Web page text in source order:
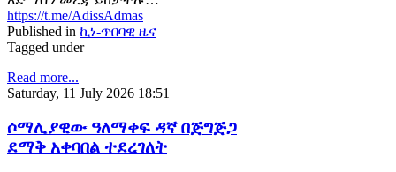
https://t.me/AdissAdmas
Published in ኪነ-ጥበባዊ ዜና
Tagged under
Read more...
Saturday, 11 July 2026 18:51
ሶማሊያዊው ዓለማቀፍ ዳኛ በጅግጅጋ
ደማቅ አቀባበል ተደረገለት